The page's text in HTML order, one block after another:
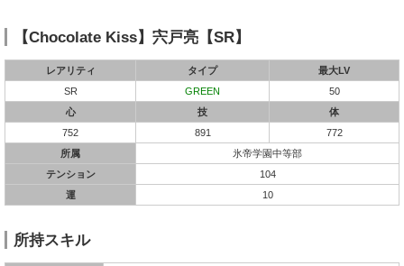
【Chocolate Kiss】宍戸亮【SR】
レアリティ タイプ
最大LV
SR
GREEN
50
心
技
体
752
891
772
所属
氷帝学園中等部
テンション
104
運
10
所持スキル